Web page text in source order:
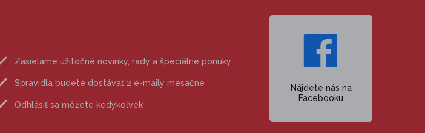
Zasielame užitočné novinky, rady a špeciálne ponuky
Spravidla budete dostávať 2 e-maily mesačne
Odhlásiť sa môžete kedykoľvek
Nájdete nás na
Facebooku